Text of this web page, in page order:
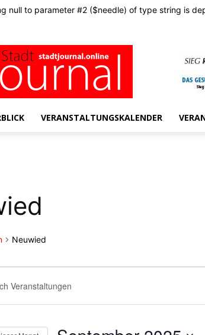
null to parameter #2 ($needle) of type string is
VERANSTALTUNGSKALENDER
Neuwied